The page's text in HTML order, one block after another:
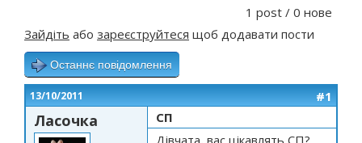
1 post / 0 нове
Зайдіть або зареєструйтеся щоб додавати пости
Останнє повідомлення
13/10/2011 #1
Ласочка
СП
Дівчата, вас цікавлять СП?